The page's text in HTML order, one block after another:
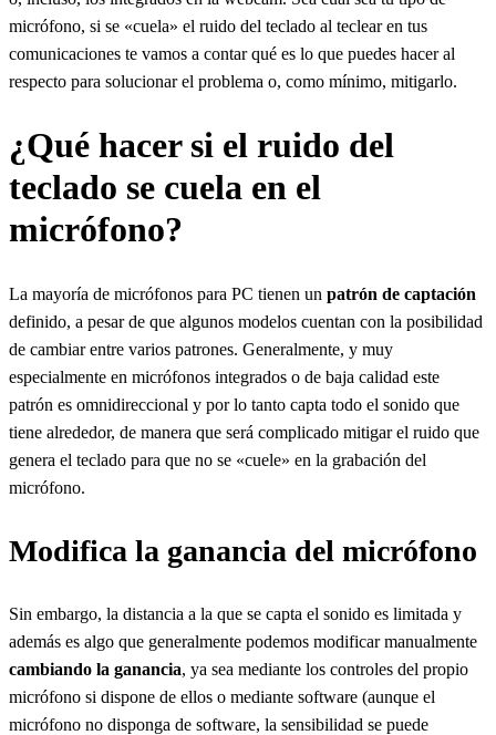
micrófono, si se «cuela» el ruido del teclado al teclear en tus
comunicaciones te vamos a contar qué es lo que puedes hacer al
respecto para solucionar el problema o, como mínimo, mitigarlo.
¿Qué hacer si el ruido del
teclado se cuela en el
micrófono?
La mayoría de micrófonos para PC tienen un patrón de captación
definido, a pesar de que algunos modelos cuentan con la posibilidad
de cambiar entre varios patrones. Generalmente, y muy
especialmente en micrófonos integrados o de baja calidad este
patrón es omnidireccional y por lo tanto capta todo el sonido que
tiene alrededor, de manera que será complicado mitigar el ruido que
genera el teclado para que no se «cuele» en la grabación del
micrófono.
Modifica la ganancia del micrófono
Sin embargo, la distancia a la que se capta el sonido es limitada y
además es algo que generalmente podemos modificar manualmente
cambiando la ganancia, ya sea mediante los controles del propio
micrófono si dispone de ellos o mediante software (aunque el
micrófono no disponga de software, la sensibilidad se puede